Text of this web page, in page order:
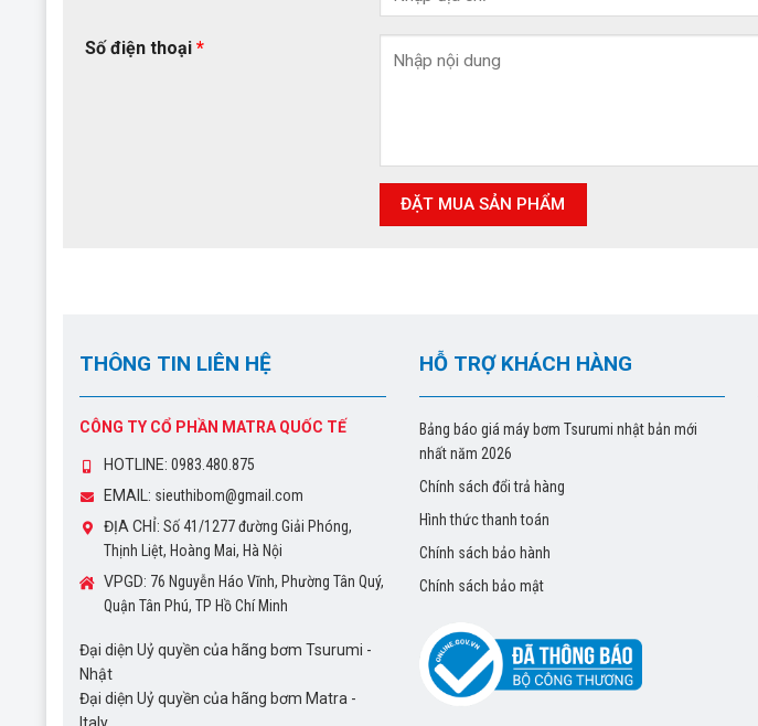
Số điện thoại *
THÔNG TIN LIÊN HỆ
CÔNG TY CỔ PHẦN MATRA QUỐC TẾ
HOTLINE: 0983.480.875
EMAIL: sieuthibom@gmail.com
ĐỊA CHỈ: Số 41/1277 đường Giải Phóng,
Thịnh Liệt, Hoàng Mai, Hà Nội
VPGD: 76 Nguyễn Háo Vĩnh, Phường Tân Quý,
Quận Tân Phú, TP Hồ Chí Minh
Đại diện Uỷ quyền của hãng bơm Tsurumi -
Nhật
Đại diện Uỷ quyền của hãng bơm Matra -
HỖ TRỢ KHÁCH HÀNG
Bảng báo giá máy bơm Tsurumi nhật bản mới
nhất năm 2026
Chính sách đổi trả hàng
Hình thức thanh toán
Chính sách bảo hành
Chính sách bảo mật